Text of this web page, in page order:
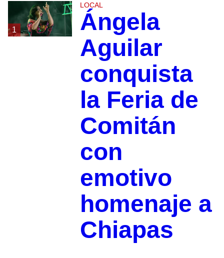
1
LOCAL
Ángela
Aguilar
conquista
la Feria de
Comitán
con
emotivo
homenaje a
Chiapas